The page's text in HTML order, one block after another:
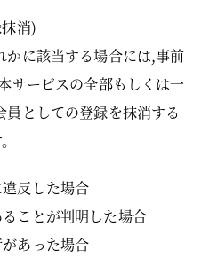
消)
かに該当する場合には,事前
サービスの全部もしくは一
としての登録を抹消する
反した場合
ことが判明した場合
あった場合